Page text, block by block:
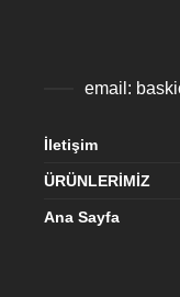
İletişim
ÜRÜNLERİMİZ
Ana Sayfa